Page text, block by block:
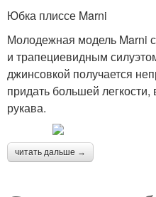
Юбка плиссе Marni
Молодежная модель Marni
и трапециевидным
джинсовкой получается
придать большей
рукава.
читать дальше →